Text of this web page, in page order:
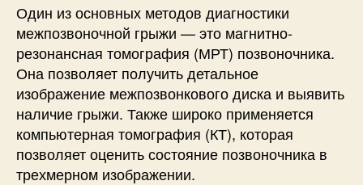
Один из основных методов диагностики
межпозвоночной грыжи — это магнитно-
резонансная томография (МРТ) позвоночника.
Она позволяет получить детальное
изображение межпозвонкового диска и выявить
наличие грыжи. Также широко применяется
компьютерная томография (КТ), которая
позволяет оценить состояние позвоночника в
трехмерном изображении.